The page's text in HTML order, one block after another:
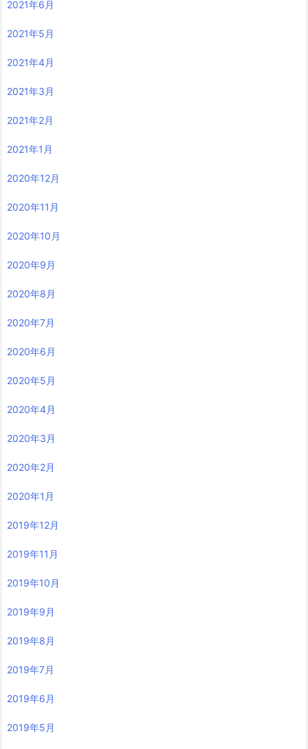
2021年6月
2021年5月
2021年4月
2021年3月
2021年2月
2021年1月
2020年12月
2020年11月
2020年10月
2020年9月
2020年8月
2020年7月
2020年6月
2020年5月
2020年4月
2020年3月
2020年2月
2020年1月
2019年12月
2019年11月
2019年10月
2019年9月
2019年8月
2019年7月
2019年6月
2019年5月